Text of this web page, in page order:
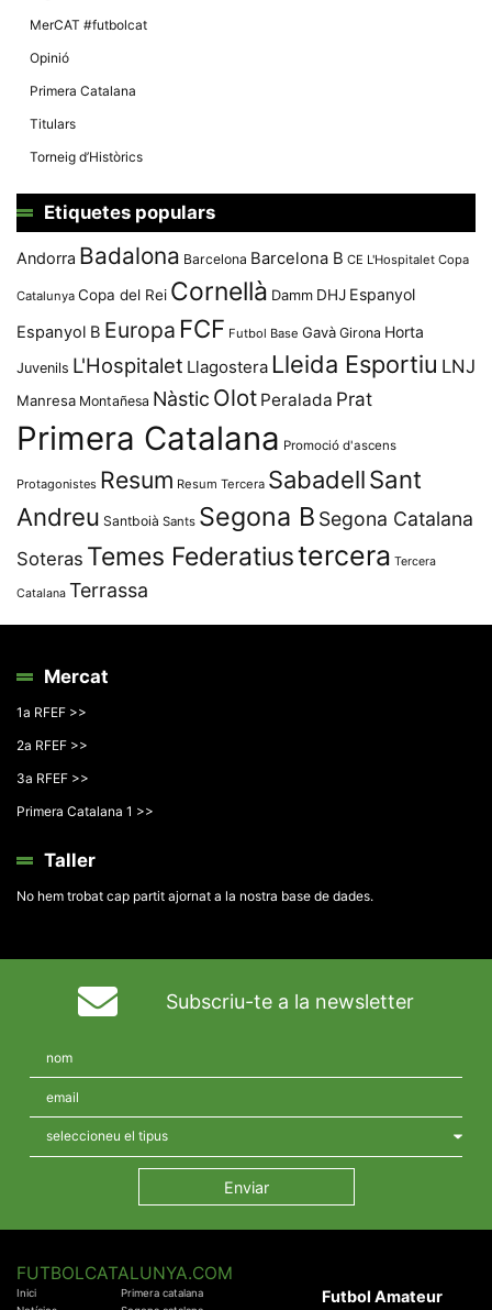
MerCAT #futbolcat
Opinió
Primera Catalana
Titulars
Torneig d’Històrics
Etiquetes populars
Andorra Badalona Barcelona Barcelona B CE L'Hospitalet Copa
Catalunya Copa del Rei Cornellà Damm DHJ Espanyol
Espanyol B Europa FCF Futbol Base Gavà Girona Horta
Juvenils L'Hospitalet Llagostera Lleida Esportiu LNJ
Manresa Montañesa Nàstic Olot Peralada Prat
Primera Catalana Promoció d'ascens
Protagonistes Resum Resum Tercera SabadellSant
Andreu Santboià Sants Segona B Segona Catalana
Soteras Temes Federatiustercera Tercera
Catalana Terrassa
Mercat
1a RFEF >>
2a RFEF >>
3a RFEF >>
Primera Catalana 1 >>
Taller
No hem trobat cap partit ajornat a la nostra base de dades.
Subscriu-te a la newsletter
FUTBOLCATALUNYA.COM
Inici
Primera catalana
Futbol Amateur